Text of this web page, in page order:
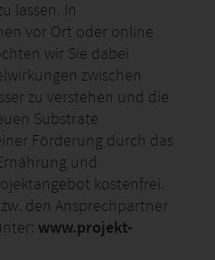
lassen. In
vor Ort oder online
wir Sie dabei
zwischen
zu verstehen und die
Substrate
Förderung durch das
und
kostenfrei.
den Ansprechpartner
www.projekt-